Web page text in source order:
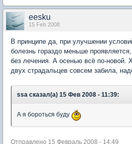
eesku
15 Feb 2008
В принципе да, при улучшении
болезнь гораздо меньше
без лечения. А осенью всё по-новой.
двух страдальцев совсем забила,
ssa сказал(а) 15 Фев 2008 - 11:39:
А я бороться буду
Отправлено 15 Февраль 2008 - 14:49